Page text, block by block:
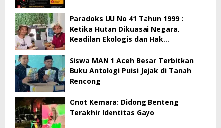
Paradoks UU No 41 Tahun 1999 :
Ketika Hutan Dikuasai Negara,
Keadilan Ekologis dan Hak
Siswa MAN 1 Aceh Besar Terbitkan
Buku Antologi Puisi Jejak di Tanah
Rencong
Onot Kemara: Didong Benteng
Terakhir Identitas Gayo